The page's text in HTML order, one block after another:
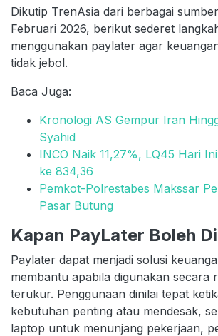
Dikutip TrenAsia dari berbagai
Februari 2026, berikut sederet
menggunakan paylater agar
tidak jebol.
Baca Juga:
Kronologi AS Gempur Iran
Syahid
INCO Naik 11,27%, LQ45 Hari
ke 834,36
Pemkot-Polrestabes Makssar
Pasar Butung
Kapan PayLater Boleh
Paylater dapat menjadi solusi
membantu apabila digunakan secara
terukur. Penggunaan dinilai tepat
kebutuhan penting atau mendesak,
laptop untuk menunjang pekerjaan,